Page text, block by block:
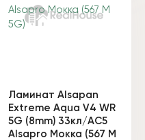
Ламинат Alsapan
Extreme Aqua V4 WR
5G (8mm) 33кл/AC5
Alsapro Мокка (567 М